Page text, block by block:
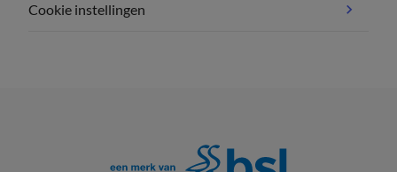
Cookie instellingen